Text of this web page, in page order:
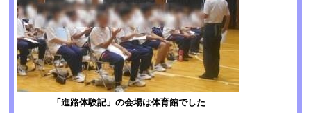
「進路体験記」の会場は体育館でした